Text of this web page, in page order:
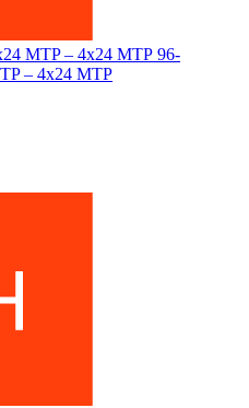
96-
– 4x24 MTP